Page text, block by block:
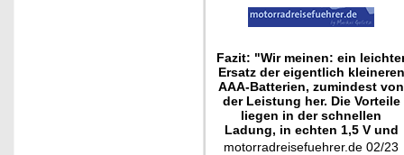
Fazit: "Wir meinen: ein
Ersatz der eigentlich kleineren
AAA-Batterien, zumindest von
der Leistung her. Die Vorteile
liegen in der schnellen
Ladung, in echten 1,5 V und
dem kleinen Ladegerät, das
motorradreisefuehrer.de 02/23